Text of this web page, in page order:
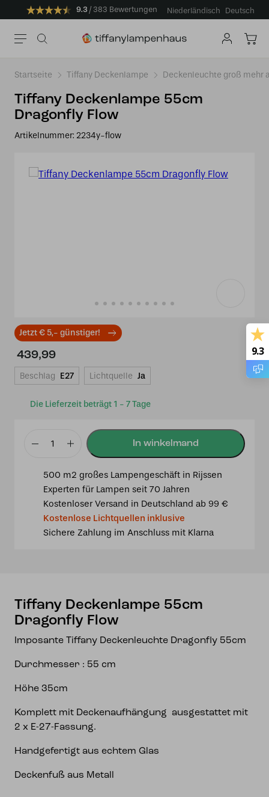
9.3 383 Bewertungen Niederländisch Deutsch
Startseite Tiffany Deckenlampe Deckenleuchte groß mehr
Tiffany Deckenlampe 55cm
Dragonfly Flow
Artikelnummer: 2234y-flow
Jetzt € 5,- günstiger!
Die Lieferzeit beträgt 1 - 7 Tage
439,99
Beschlag E27 Lichtquelle Ja
Tiffany
55cm
Dragonfly
Flow
Menge
500 m2 großes Lampengeschäft in Rijssen
Experten für Lampen seit 70 Jahren
Kostenloser Versand in Deutschland ab 99 €
Kostenlose Lichtquellen inklusive
Sichere Zahlung im Anschluss mit Klarna
Tiffany Deckenlampe 55cm
Dragonfly Flow
Imposante Tiffany Deckenleuchte Dragonfly 55cm
Durchmesser : 55 cm
Höhe 35cm
Komplett mit Deckenaufhängung ausgestattet mit
2 x E-27-Fassung.
Handgefertigt aus echtem Glas
Deckenfuß aus Metall
9.3